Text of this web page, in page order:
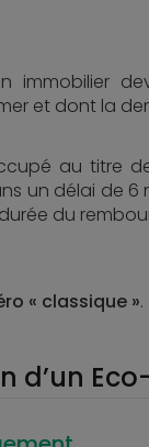
immobilier
et dont la
au titre
un délai de 6
du
« classique ».